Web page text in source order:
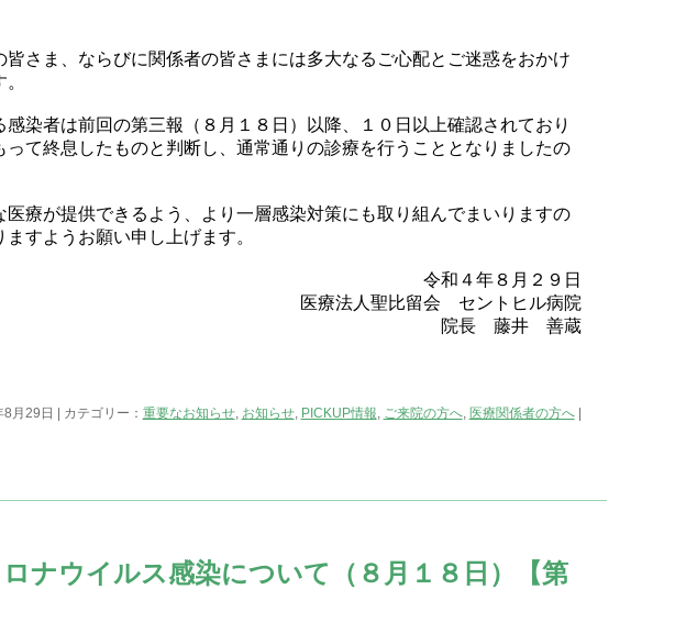
さま、ならびに関係者の皆さまには多大なるご心配とご迷惑をおかけ
染者は前回の第三報（８月１８日）以降、１０日以上確認されており
って終息したものと判断し、通常通りの診療を行うこととなりましたの
療が提供できるよう、より一層感染対策にも取り組んでまいりますの
すようお願い申し上げます。
令和４年８月２９日
医療法人聖比留会 セントヒル病院
院長 藤井 善蔵
月29日 | カテゴリー： 重要なお知らせ, お知らせ, PICKUP情報, ご来院の方へ, 医療関係者の方へ|
ナウイルス感染について（８月１８日）【第